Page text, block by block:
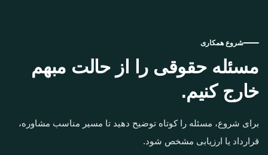
شروع همکاری
مسئله حقوقی را از حالت مبهم
خارج کنیم.
برای شروع، مسئله را کوتاه توضیح دهید تا مسیر مناسب مشاوره،
قرارداد یا ارزیابی مشخص شود.